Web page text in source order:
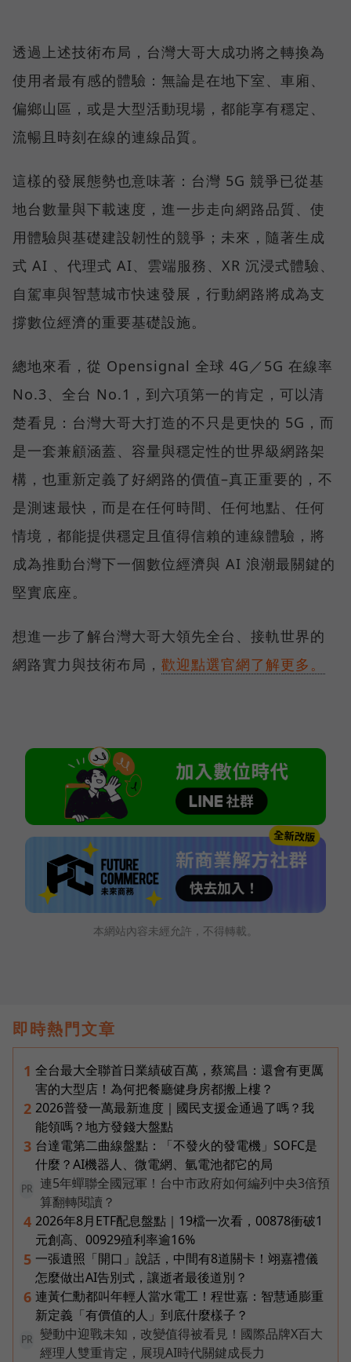
透過上述技術布局，台灣大哥大成功將之轉換為
使用者最有感的體驗：無論是在地下室、車廂、
偏鄉山區，或是大型活動現場，都能享有穩定、
流暢且時刻在線的連線品質。
這樣的發展態勢也意味著：台灣 5G 競爭已從基
地台數量與下載速度，進一步走向網路品質、使
用體驗與基礎建設韌性的競爭；未來，隨著生成
式 AI 、代理式 AI、雲端服務、XR 沉浸式體驗、
自駕車與智慧城市快速發展，行動網路將成為支
撐數位經濟的重要基礎設施。
總地來看，從 Opensignal 全球 4G／5G 在線率
No.3、全台 No.1，到六項第一的肯定，可以清
楚看見：台灣大哥大打造的不只是更快的 5G，而
是一套兼顧涵蓋、容量與穩定性的世界級網路架
構，也重新定義了好網路的價值–真正重要的，不
是測速最快，而是在任何時間、任何地點、任何
情境，都能提供穩定且值得信賴的連線體驗，將
成為推動台灣下一個數位經濟與 AI 浪潮最關鍵的
堅實底座。
想進一步了解台灣大哥大領先全台、接軌世界的
網路實力與技術布局， 歡迎點選官網了解更多。
本網站內容未經允許，不得轉載。
即時熱門文章
1 全台最大全聯首日業績破百萬，蔡篤昌：還會有更厲
害的大型店！為何把餐廳健身房都搬上樓？
2 2026普發一萬最新進度｜國民支援金通過了嗎？我
能領嗎？地方發錢大盤點
3 台達電第二曲線盤點：「不發火的發電機」SOFC是
什麼？AI機器人、微電網、氫電池都它的局
PR
連5年蟬聯全國冠軍！台中市政府如何編列中央3倍預
算翻轉閱讀？
4 2026年8月ETF配息盤點｜19檔一次看，00878衝破1
元創高、00929殖利率逾16%
5 一張遺照「開口」說話，中間有8道關卡！翊嘉禮儀
怎麼做出AI告別式，讓逝者最後道別？
6 連黃仁勳都叫年輕人當水電工！程世嘉：智慧通膨重
新定義「有價值的人」到底什麼樣子？
PR
變動中迎戰未知，改變值得被看見！國際品牌X百大
經理人雙重肯定，展現AI時代關鍵成長力